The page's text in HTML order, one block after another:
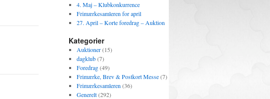
4. Maj – Klubkonkurrence
Frimærkesamleren for april
27. April – Korte foredrag – Auktion
Kategorier
Auktioner(15)
dagklub(7)
Foredrag(49)
Frimærke, Brev & Postkort Messe(7)
Frimærkesamleren (36)
Generelt(292)